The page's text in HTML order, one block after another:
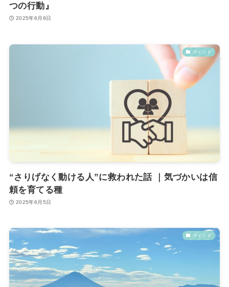
つの行動』
2025年6月9日
マインド
“さりげなく動ける人”に救われた話 ｜気づかいは信
頼を育てる種
2025年6月5日
マインド